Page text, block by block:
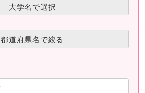
大学名で選択
都道府県名で絞る